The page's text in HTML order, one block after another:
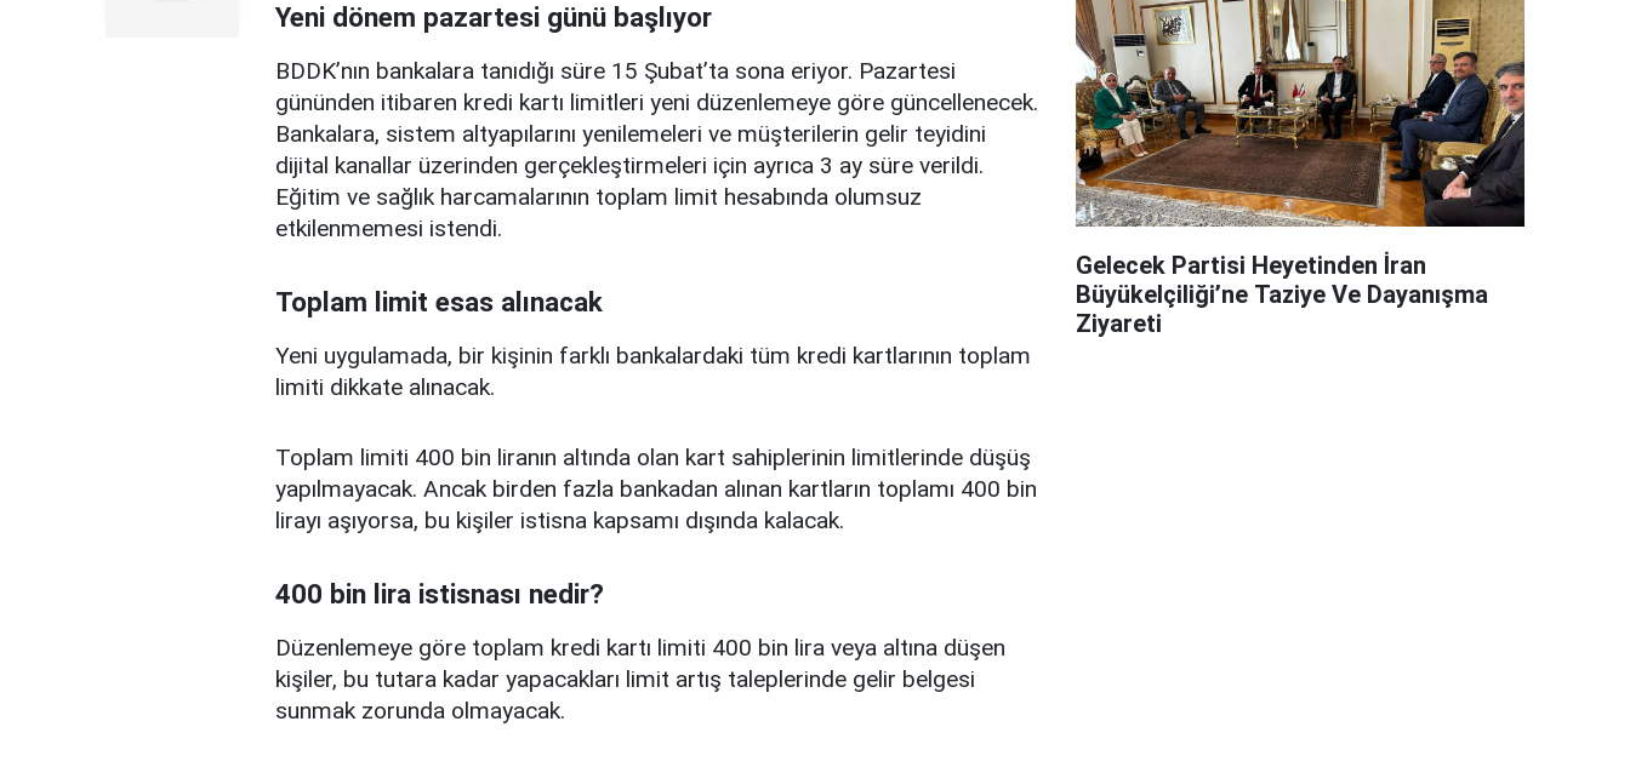
Yeni dönem pazartesi günü başlıyor
BDDK’nın bankalara tanıdığı süre 15 Şubat’ta sona eriyor. Pazartesi
gününden itibaren kredi kartı limitleri yeni düzenlemeye göre güncellenecek.
Bankalara, sistem altyapılarını yenilemeleri ve müşterilerin gelir teyidini
dijital kanallar üzerinden gerçekleştirmeleri için ayrıca 3 ay süre verildi.
Eğitim ve sağlık harcamalarının toplam limit hesabında olumsuz
etkilenmemesi istendi.
Toplam limit esas alınacak
Yeni uygulamada, bir kişinin farklı bankalardaki tüm kredi kartlarının toplam
limiti dikkate alınacak.
Toplam limiti 400 bin liranın altında olan kart sahiplerinin limitlerinde düşüş
yapılmayacak. Ancak birden fazla bankadan alınan kartların toplamı 400 bin
lirayı aşıyorsa, bu kişiler istisna kapsamı dışında kalacak.
400 bin lira istisnası nedir?
Düzenlemeye göre toplam kredi kartı limiti 400 bin lira veya altına düşen
kişiler, bu tutara kadar yapacakları limit artış taleplerinde gelir belgesi
sunmak zorunda olmayacak.
Gelecek Partisi Heyetinden İran
Büyükelçiliği’ne Taziye Ve Dayanışma
Ziyareti